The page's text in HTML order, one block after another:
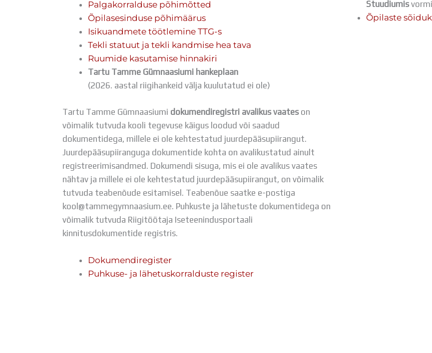
Palgakorralduse põhimõtted
Õpilasesinduse põhimäärus
Isikuandmete töötlemine TTG-s
Tekli statuut ja tekli kandmise hea tava
Ruumide kasutamise hinnakiri
Tartu Tamme Gümnaasiumi hankeplaan
(2026. aastal riigihankeid välja kuulutatud ei ole)
Tartu Tamme Gümnaasiumi dokumendiregistri avalikus vaateson
võimalik tutvuda kooli tegevuse käigus loodud või saadud
dokumentidega, millele ei ole kehtestatud juurdepääsupiirangut.
Juurdepääsupiiranguga dokumentide kohta on avalikustatud ainult
registreerimisandmed. Dokumendi sisuga, mis ei ole avalikus vaates
nähtav ja millele ei ole kehtestatud juurdepääsupiirangut, on võimalik
tutvuda teabenõude esitamisel. Teabenõue saatke e-postiga
kool@tammegymnaasium.ee. Puhkuste ja lähetuste dokumentidega on
võimalik tutvuda Riigitöötaja Iseteenindusportaali
kinnitusdokumentide registris.
Dokumendiregister
Puhkuse- ja lähetuskorralduste register
Stuudiumis
Õpilaste